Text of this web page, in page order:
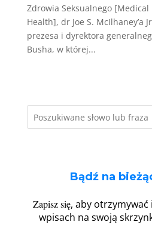
Zdrowia Seksualnego
Health], dr Joe S. McIlhaney’a
prezesa i dyrektora
Busha, w której...
Bądź na
Zapisz się, aby
wpisach na swoją